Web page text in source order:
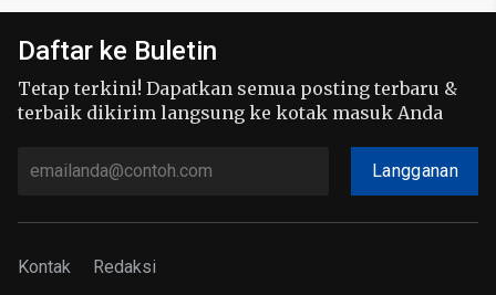
Daftar ke Buletin
Tetap terkini! Dapatkan semua posting terbaru &
terbaik dikirim langsung ke kotak masuk Anda
Langganan
Kontak Redaksi